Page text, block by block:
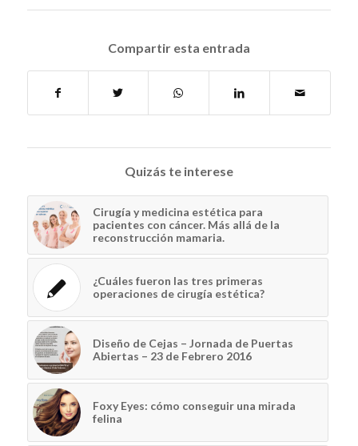
Compartir esta entrada
Quizás te interese
Cirugía y medicina estética para
pacientes con cáncer. Más allá de la
reconstrucción mamaria.
¿Cuáles fueron las tres primeras
operaciones de cirugía estética?
Diseño de Cejas – Jornada de Puertas
Abiertas – 23 de Febrero 2016
Foxy Eyes: cómo conseguir una mirada
felina